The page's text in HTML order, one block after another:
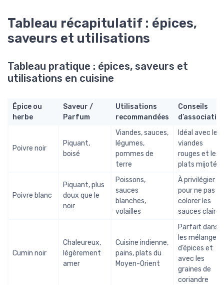
Tableau récapitulatif : épices,
saveurs et utilisations
Tableau pratique : épices, saveurs et
utilisations en cuisine
Épice ou
herbe
Saveur /
Parfum
Utilisations
recommandées
Conseils
Poivre noir
Piquant,
boisé
Viandes, sauces,
légumes,
pommes de
terre
Idéal avec les
viandes
rouges et les
plats mijotés
Poivre blanc
Piquant, plus
doux que le
noir
Poissons,
sauces
blanches,
volailles
À privilégier
pour ne pas
colorer les
sauces claires
Cumin noir
Chaleureux,
légèrement
amer
Cuisine indienne,
pains, plats du
Moyen-Orient
Parfait dans
les mélanges
d’épices et
avec les
graines de
coriandre